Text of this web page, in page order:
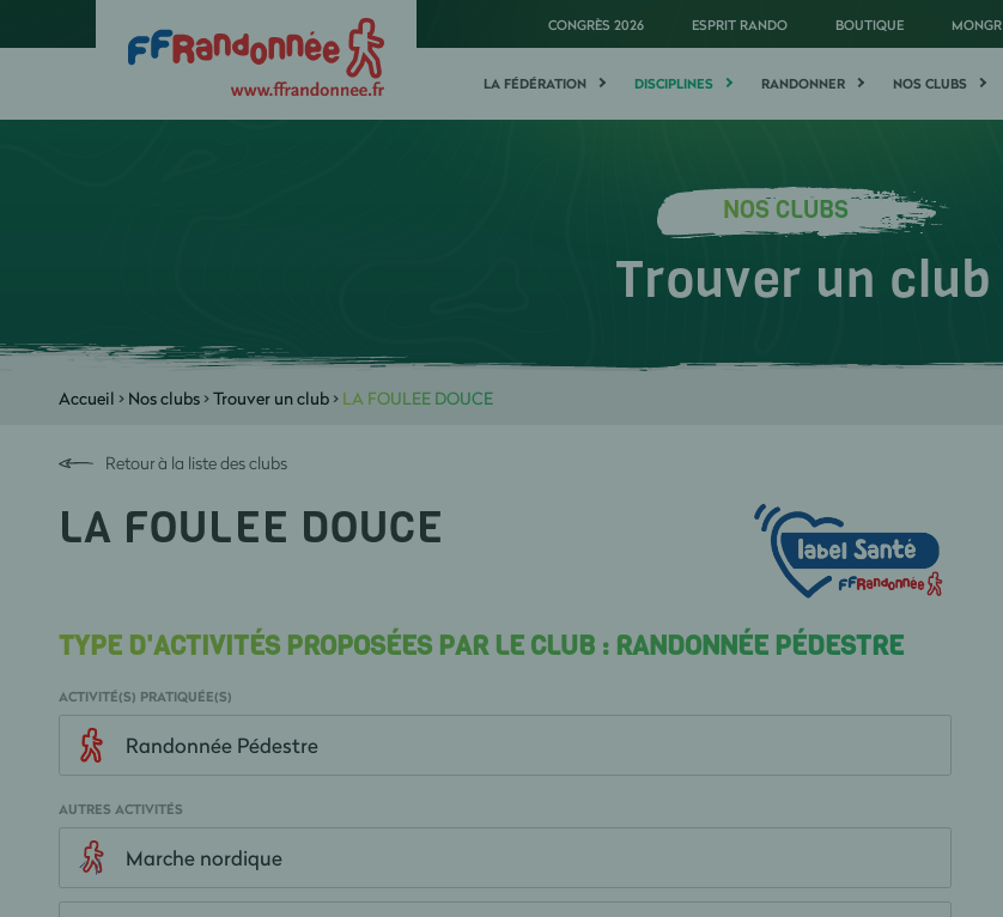
CONGRÈS 2026 ESPRIT RANDO BOUTIQUE MONGR
LA FÉDÉRATION DISCIPLINES RANDONNER NOS CLUBS
NOS CLUBS
Trouver un club
Accueil > Nos clubs>Trouver un club> LA FOULEE DOUCE
Retour à la liste des clubs
LA FOULEE DOUCE
TYPE D'ACTIVITÉS PROPOSÉES PAR LE CLUB : RANDONNÉE PÉDESTRE
ACTIVITÉ(S) PRATIQUÉE(S)
Randonnée Pédestre
AUTRES ACTIVITÉS
Marche nordique